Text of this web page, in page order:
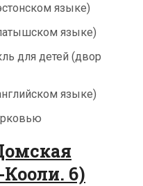
языке)
языке)
для детей (двор
языке)
6)